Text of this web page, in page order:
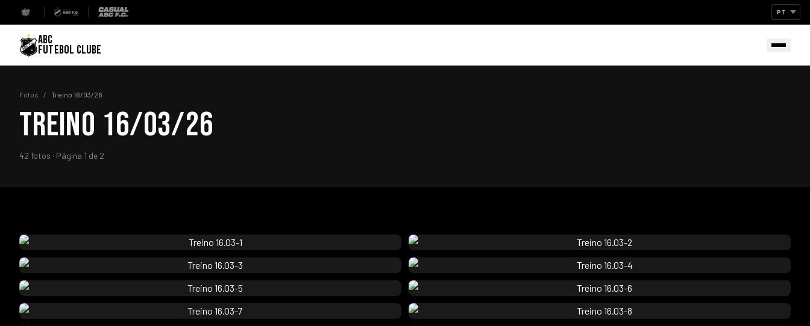
ABC
FUTEBOL CLUBE
Fotos / Treino 16/03/26
TREINO 16/03/26
42 fotos · Página 1 de 2